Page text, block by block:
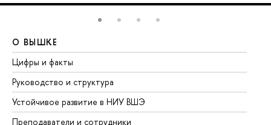
О ВЫШКЕ
Цифры и факты
Руководство и структура
Устойчивое развитие в НИУ ВШЭ
Преподаватели и сотрудники